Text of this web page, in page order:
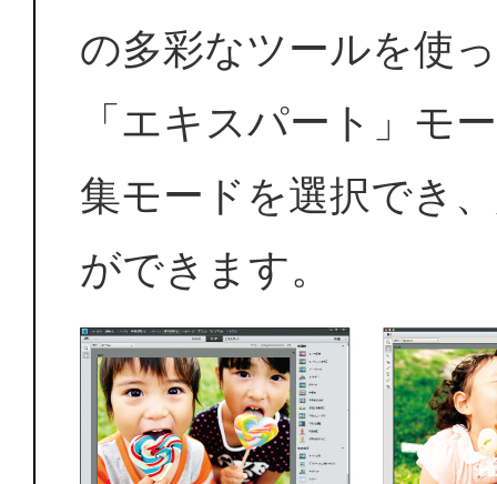
の多彩なツールを使
「エキスパート」モ
集モードを選択でき
ができます。